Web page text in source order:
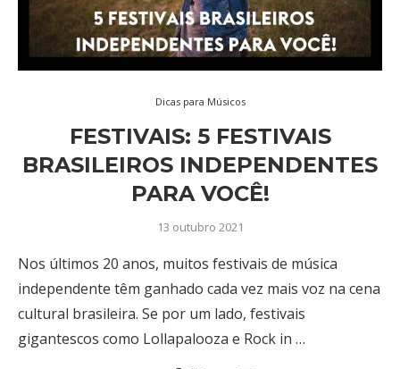
Dicas para Músicos
FESTIVAIS: 5 FESTIVAIS
BRASILEIROS INDEPENDENTES
PARA VOCÊ!
13 outubro 2021
Nos últimos 20 anos, muitos festivais de música
independente têm ganhado cada vez mais voz na cena
cultural brasileira. Se por um lado, festivais
gigantescos como Lollapalooza e Rock in …